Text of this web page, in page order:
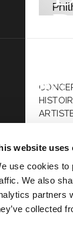
website uses
use cookies to
We also
partners
collected
FR EN